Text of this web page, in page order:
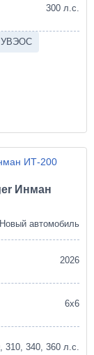
300 л.с.
УВЭОС
Инман
Новый автомобиль
2026
6х6
310, 340, 360 л.с.